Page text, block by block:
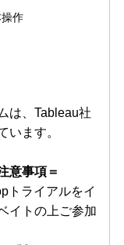
作
は、Tableau社
います。
意事項＝
トライアルをイ
イトの上ご参加